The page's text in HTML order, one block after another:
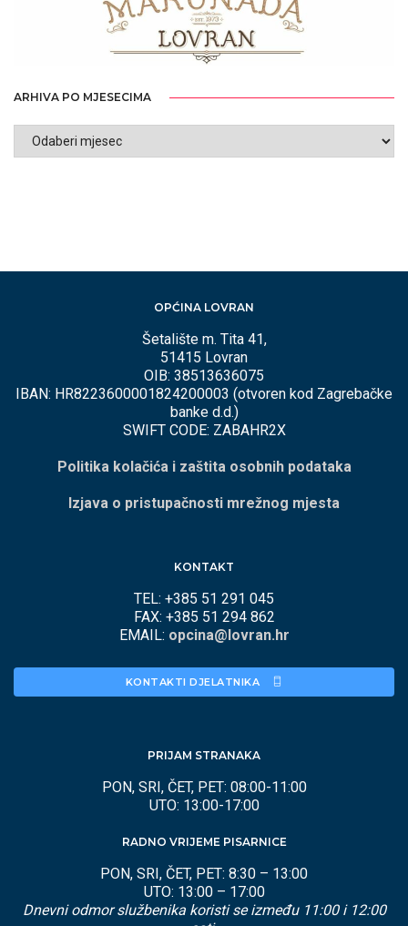
ARHIVA PO MJESECIMA
ARHIVA
OPĆINA LOVRAN
Šetalište m. Tita 41,
51415 Lovran
OIB: 38513636075
IBAN: HR8223600001824200003 (otvoren kod Zagrebačke
banke d.d.)
SWIFT CODE: ZABAHR2X
Politika kolačića i zaštita osobnih podataka
Izjava o pristupačnosti mrežnog mjesta
KONTAKT
TEL: +385 51 291 045
FAX: +385 51 294 862
EMAIL: opcina@lovran.hr
KONTAKTI DJELATNIKA
PRIJAM STRANAKA
PON, SRI, ČET, PET: 08:00-11:00
UTO: 13:00-17:00
RADNO VRIJEME PISARNICE
PON, SRI, ČET, PET: 8:30 – 13:00
UTO: 13:00 – 17:00
Dnevni odmor službenika koristi se između 11:00 i 12:00